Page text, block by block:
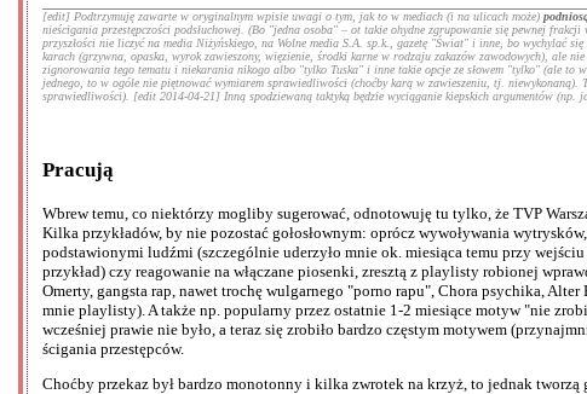
[edit] Podtrzymuję zawarte w oryginalnym wpisie uwagi o tym, jak to w mediach (i na ulicach może)
nieścigania przestępczości podsłuchowej. (Bo "jedna osoba" – ot takie ohydne zgrupowanie się pewnej
przyszłości nie liczyć na media Niżyńskiego, na Wolne media S.A. sp.k., gazetę "Świat" i inne, bo wychylać
karach (grzywna, opaska, wyrok zawieszony, więzienie, środki karne w rodzaju zakazów zawodowych), ale
zignorowania tego tematu i niekarania nikogo albo "tylko Tuska" i inne takie opcje ze słowem "tylko" (ale to
jednego, to w ogóle nie piętnować wymiarem sprawiedliwości (choćby karą w zawieszeniu, tj.
sprawiedliwości). [edit 2014-04-21] Inną spodziewaną taktyką będzie wyciąganie kiepskich argumentów
Pracują
Wbrew temu, co niektórzy mogliby sugerować, odnotowuję tu tylko, że TVP
Kilka przykładów, by nie pozostać gołosłownym: oprócz wywoływania
podstawionymi ludźmi (szczególnie uderzyło mnie ok. miesiąca temu przy
przykład) czy reagowanie na włączane piosenki, zresztą z playlisty robionej
Omerty, gangsta rap, nawet trochę wulgarnego "porno rapu", Chora psychika,
mnie playlisty). A także np. popularny przez ostatnie 1-2 miesiące motyw "nie
wcześniej prawie nie było, a teraz się zrobiło bardzo częstym motywem
ścigania przestępców.
Choćby przekaz był bardzo monotonny i kilka zwrotek na krzyż, to jednak tworzą